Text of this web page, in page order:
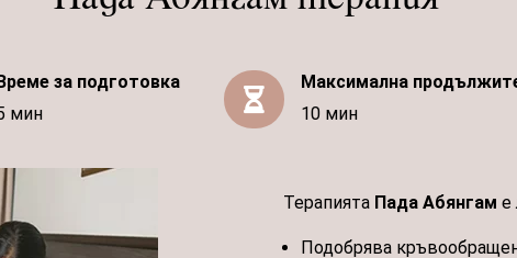
за подготовка
мин

Максимална
10 мин
Терапията Пада Абянгам е
Подобрява